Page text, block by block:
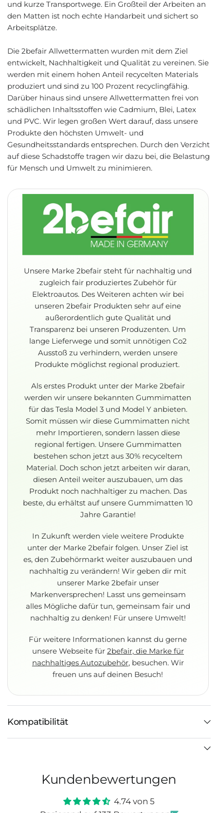
und kurze Transportwege. Ein Großteil der Arbeiten an
den Matten ist noch echte Handarbeit und sichert so
Arbeitsplätze.
Die 2befair Allwettermatten wurden mit dem Ziel
entwickelt, Nachhaltigkeit und Qualität zu vereinen. Sie
werden mit einem hohen Anteil recycelten Materials
produziert und sind zu 100 Prozent recyclingfähig.
Darüber hinaus sind unsere Allwettermatten frei von
schädlichen Inhaltsstoffen wie Cadmium, Blei, Latex
und PVC. Wir legen großen Wert darauf, dass unsere
Produkte den höchsten Umwelt- und
Gesundheitsstandards entsprechen. Durch den Verzicht
auf diese Schadstoffe tragen wir dazu bei, die Belastung
für Mensch und Umwelt zu minimieren.
Unsere Marke 2befair steht für nachhaltig und
zugleich fair produziertes Zubehör für
Elektroautos. Des Weiteren achten wir bei
unseren 2befair Produkten sehr auf eine
außerordentlich gute Qualität und
Transparenz bei unseren Produzenten. Um
lange Lieferwege und somit unnötigen Co2
Ausstoß zu verhindern, werden unsere
Produkte möglichst regional produziert.
Als erstes Produkt unter der Marke 2befair
werden wir unsere bekannten Gummimatten
für das Tesla Model 3 und Model Y anbieten.
Somit müssen wir diese Gummimatten nicht
mehr Importieren, sondern lassen diese
regional fertigen. Unsere Gummimatten
bestehen schon jetzt aus 30% recyceltem
Material. Doch schon jetzt arbeiten wir daran,
diesen Anteil weiter auszubauen, um das
Produkt noch nachhaltiger zu machen. Das
beste, du erhältst auf unsere Gummimatten 10
Jahre Garantie!
In Zukunft werden viele weitere Produkte
unter der Marke 2befair folgen. Unser Ziel ist
es, den Zubehörmarkt weiter auszubauen und
nachhaltig zu verändern!Wir geben dir mit
unserer Marke 2befair unser
Markenversprechen! Lasst uns gemeinsam
alles Mögliche dafür tun, gemeinsam fair und
nachhaltig zu denken! Für unsere Umwelt!
Für weitere Informationen kannst du gerne
unsere Webseite für 2befair, die Marke für
nachhaltiges Autozubehör, besuchen. Wir
freuen uns auf deinen Besuch!
Kompatibilität
Kundenbewertungen
4.74 von 5